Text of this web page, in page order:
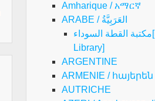
Amharique / አማርኛ
ARABE / العَرَبِيَّةُ
مكتبة القطة السوداء[Black Cat
Library]
ARGENTINE
ARMENIE / հայերեն
AUTRICHE